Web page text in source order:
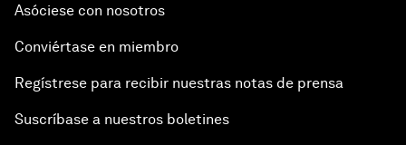
Asóciese con nosotros
Conviértase en miembro
Regístrese para recibir nuestras notas de prensa
Suscríbase a nuestros boletines